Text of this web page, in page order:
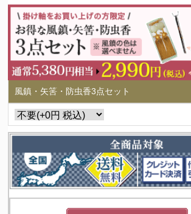
風鎮・矢筈・防虫香3点セット